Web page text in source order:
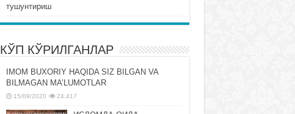
тушунтириш
КЎП КЎРИЛГАНЛАР
IMOM BUXORIY HAQIDA SIZ BILGAN VA
BILMAGAN MA’LUMOTLAR
15/09/2020 24,417